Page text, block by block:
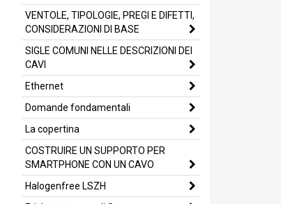
VENTOLE, TIPOLOGIE, PREGI E DIFETTI,
CONSIDERAZIONI DI BASE
SIGLE COMUNI NELLE DESCRIZIONI DEI
CAVI
Ethernet
Domande fondamentali
La copertina
COSTRUIRE UN SUPPORTO PER
SMARTPHONE CON UN CAVO
Halogenfree LSZH